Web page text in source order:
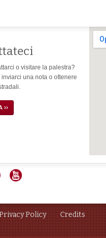
o visitare la palestra?
una nota o ottenere
››
Policy Credits